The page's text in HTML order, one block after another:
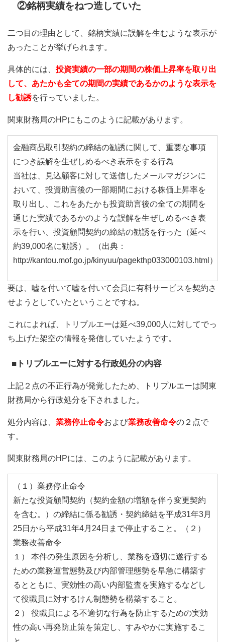
②銘柄実績をねつ造していた
二つ目の理由として、銘柄実績に誤解を生むような表示が
あったことが挙げられます。
具体的には、投資実績の一部の期間の株価上昇率を取り出
して、あたかも全ての期間の実績であるかのような表示を
し勧誘を行っていました。
関東財務局のHPにもこのように記載があります。
金融商品取引契約の締結の勧誘に関して、重要な事項
につき誤解を生ぜしめるべき表示をする行為
当社は、見込顧客に対して送信したメールマガジンに
おいて、投資助言後の一部期間における株価上昇率を
取り出し、これをあたかも投資助言後の全ての期間を
通じた実績であるかのような誤解を生ぜしめるべき表
示を行い、投資顧問契約の締結の勧誘を行った（延べ
約39,000名に勧誘）。
（出典：
http://kantou.mof.go.jp/kinyuu/pagekthp033000103.html）
要は、嘘を付いて嘘を付いて会員に有料サービスを契約さ
せようとしていたということですね。
これによれば、トリプルエーは延べ39,000人に対してでっ
ち上げた架空の情報を発信していたようです。
■トリプルエーに対する行政処分の内容
上記２点の不正行為が発覚したため、トリプルエーは関東
財務局から行政処分を下されました。
処分内容は、 業務停止命令および業務改善命令の２点で
す。
関東財務局のHPには、このように記載があります。
（１）業務停止命令
新たな投資顧問契約（契約金額の増額を伴う変更契約
を含む。）の締結に係る勧誘・契約締結を平成31年3月
25日から平成31年4月24日まで停止すること。（２）
業務改善命令
１） 本件の発生原因を分析し、業務を適切に遂行する
ための業務運営態勢及び内部管理態勢を早急に構築す
るとともに、実効性の高い内部監査を実施するなどし
て役職員に対するけん制態勢を構築すること。
２） 役職員による不適切な行為を防止するための実効
性の高い再発防止策を策定し、すみやかに実施するこ